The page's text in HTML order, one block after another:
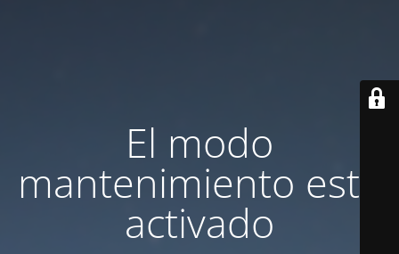
El modo
mantenimiento está
activado